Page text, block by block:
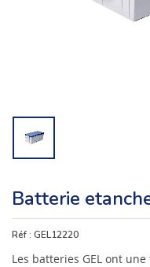
Batterie
Réf : GEL12220
Les batteries GEL ont